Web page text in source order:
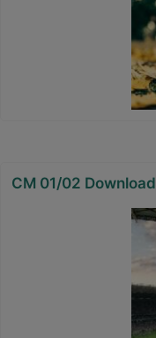
CM 01/02